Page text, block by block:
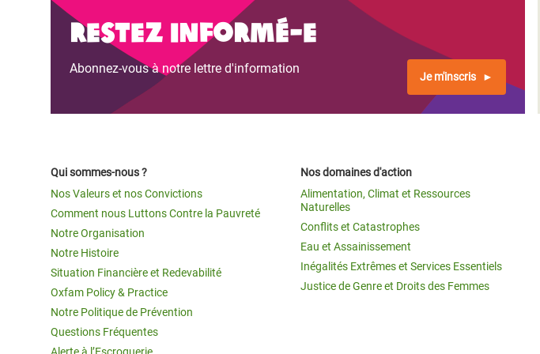
Inégalités Extrêmes et
Services Essentiels
Inequality and Rights in a
Crise Climatique et
Alimentaire en Afrique de
Crise au Yémen
Crise des Réfugié·es au
Soudan du Sud
Crise en Syrie
Mettons Fin à la Souffrance qui se Cache
Derrière notre Alimentation
Les Violences Faites aux Femmes et aux
Restez informé-e
Abonnez-vous à notre lettre d'information
Je m'inscris
Qui sommes-nous ?
Nos Valeurs et nos Convictions
Comment nous Luttons Contre la Pauvreté
Notre Organisation
Notre Histoire
Situation Financière et Redevabilité
Oxfam Policy & Practice
Notre Politique de Prévention
Questions Fréquentes
Nos domaines d'action
Alimentation, Climat et Ressources
Naturelles
Conflits et Catastrophes
Eau et Assainissement
Inégalités Extrêmes et Services Essentiels
Justice de Genre et Droits des Femmes